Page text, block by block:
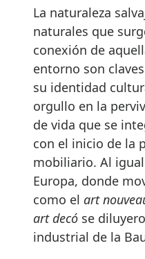
La naturaleza
naturales que
conexión de
entorno son
su identidad
orgullo en la
de vida que se
con el inicio de la
mobiliario. Al
Europa, donde
como el art
art decó se
industrial de la